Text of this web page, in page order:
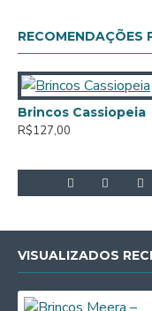
RECOMENDAÇÕES
Brincos Cassiopeia
R$127,00
VISUALIZADOS